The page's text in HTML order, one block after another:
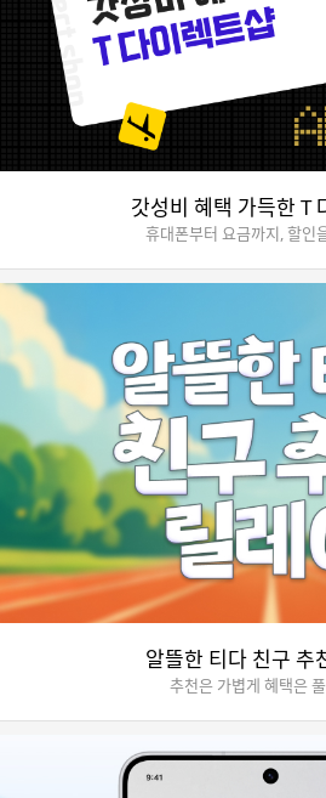
갓성비 혜택 가득한 T
휴대폰부터 요금까지, 할인
알뜰한 티다 친구 추
추천은 가볍게 혜택은